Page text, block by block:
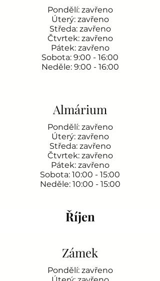
Pondělí: zavřeno
Úterý: zavřeno
Středa: zavřeno
Čtvrtek: zavřeno
Pátek: zavřeno
Sobota: 9:00 - 16:00
Neděle: 9:00 - 16:00
Almárium
Pondělí: zavřeno
Úterý: zavřeno
Středa: zavřeno
Čtvrtek: zavřeno
Pátek: zavřeno
Sobota: 10:00 - 15:00
Neděle: 10:00 - 15:00
Říjen
Zámek
Pondělí: zavřeno